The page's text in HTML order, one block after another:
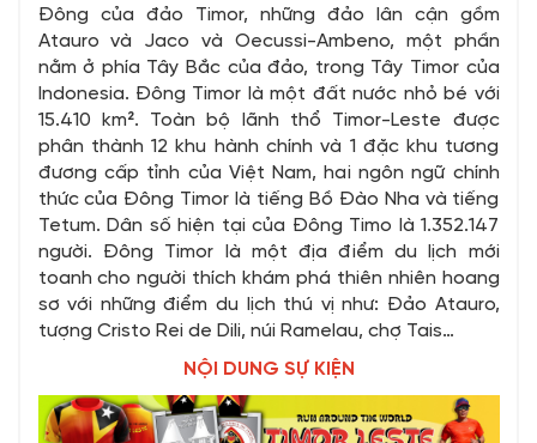
Đông của đảo Timor, những đảo lân cận gồm
Atauro và Jaco và Oecussi-Ambeno, một phần
nằm ở phía Tây Bắc của đảo, trong Tây Timor của
Indonesia. Đông Timor là một đất nước nhỏ bé với
15.410 km². Toàn bộ lãnh thổ Timor-Leste được
phân thành 12 khu hành chính và 1 đặc khu tương
đương cấp tỉnh của Việt Nam, hai ngôn ngữ chính
thức của Đông Timor là tiếng Bồ Đào Nha và tiếng
Tetum. Dân số hiện tại của Đông Timo là 1.352.147
người. Đông Timor là một địa điểm du lịch mới
toanh cho người thích khám phá thiên nhiên hoang
sơ với những điểm du lịch thú vị như: Đảo Atauro,
tượng Cristo Rei de Dili, núi Ramelau, chợ Tais…
NỘI DUNG SỰ KIỆN